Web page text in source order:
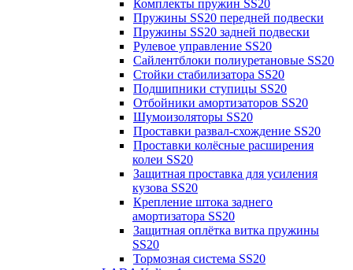
Комплекты пружин SS20
Пружины SS20 передней подвески
Пружины SS20 задней подвески
Рулевое управление SS20
Сайлентблоки полиуретановые SS20
Стойки стабилизатора SS20
Подшипники ступицы SS20
Отбойники амортизаторов SS20
Шумоизоляторы SS20
Проставки развал-схождение SS20
Проставки колёсные расширения
колеи SS20
Защитная проставка для усиления
кузова SS20
Крепление штока заднего
амортизатора SS20
Защитная оплётка витка пружины
SS20
Тормозная система SS20